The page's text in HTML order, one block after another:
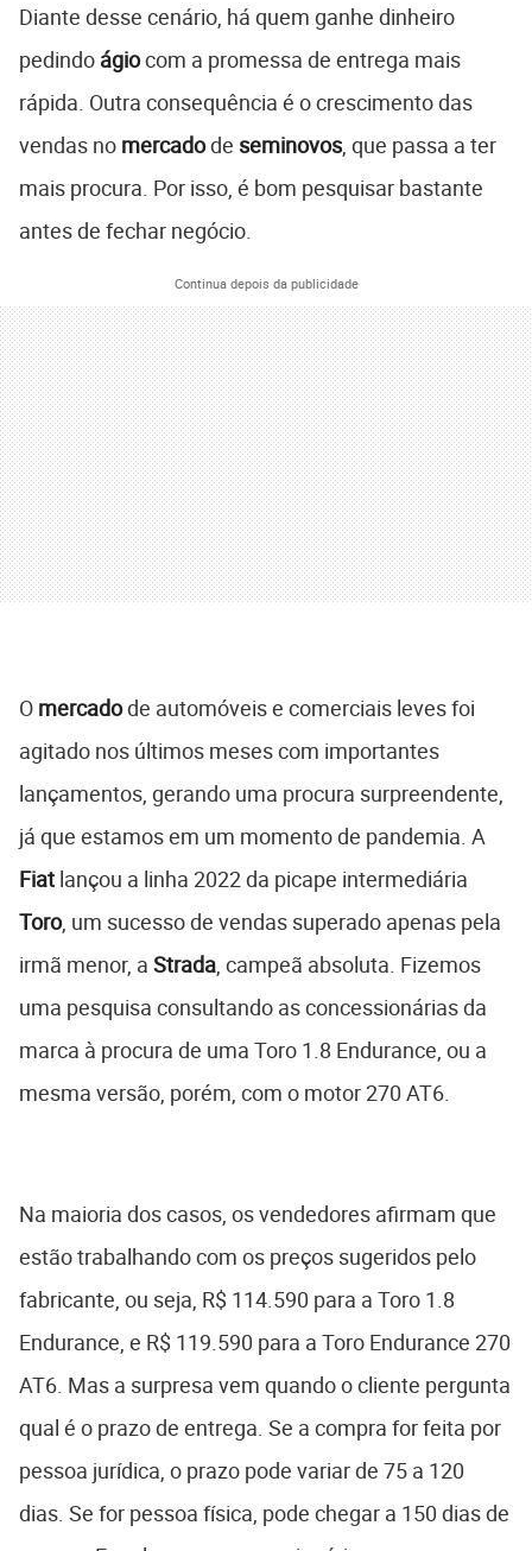
Diante desse cenário, há quem ganhe dinheiro
pedindo ágiocom a promessa de entrega mais
rápida. Outra consequência é o crescimento das
vendas no mercadode seminovos, que passa a ter
mais procura. Por isso, é bom pesquisar bastante
antes de fechar negócio.
Continua depois da publicidade
O mercadode automóveis e comerciais leves foi
agitado nos últimos meses com importantes
lançamentos, gerando uma procura surpreendente,
já que estamos em um momento de pandemia. A
Fiat lançou a linha 2022 da picape intermediária
Toro, um sucesso de vendas superado apenas pela
irmã menor, a Strada, campeã absoluta. Fizemos
uma pesquisa consultando as concessionárias da
marca à procura de uma Toro 1.8 Endurance, ou a
mesma versão, porém, com o motor 270 AT6.
Na maioria dos casos, os vendedores afirmam que
estão trabalhando com os preços sugeridos pelo
fabricante, ou seja, R$ 114.590 para a Toro 1.8
Endurance, e R$ 119.590 para a Toro Endurance 270
AT6. Mas a surpresa vem quando o cliente pergunta
qual é o prazo de entrega. Se a compra for feita por
pessoa jurídica, o prazo pode variar de 75 a 120
dias. Se for pessoa física, pode chegar a 150 dias de